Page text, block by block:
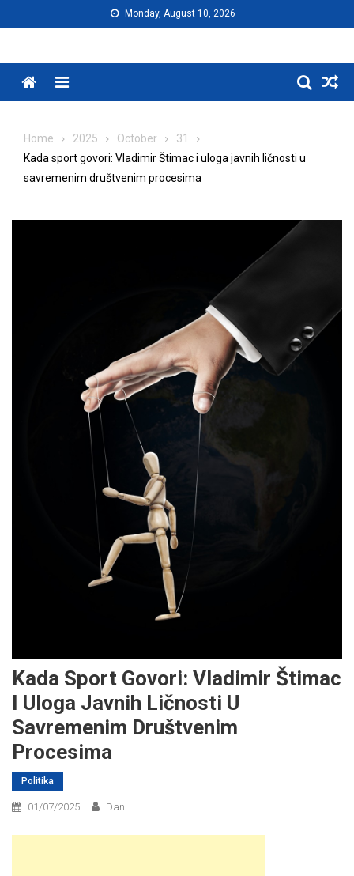
to
Monday, August 10, 2026
Menu
Home 2025 October
31
Kada sport govori: Vladimir Štimac i uloga javnih ličnosti u
savremenim društvenim procesima
Kada Sport Govori: Vladimir Štimac
I Uloga Javnih Ličnosti U
Savremenim Društvenim
Procesima
Politika
01/07/2025 Dan